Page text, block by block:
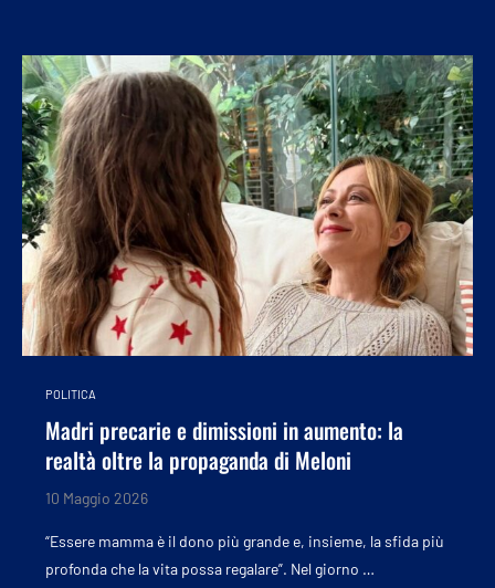
POLITICA
Madri precarie e dimissioni in aumento: la
realtà oltre la propaganda di Meloni
10 Maggio 2026
“Essere mamma è il dono più grande e, insieme, la sfida più
profonda che la vita possa regalare”. Nel giorno …